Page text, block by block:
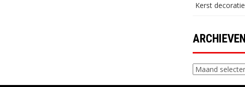
Kerst decoratie
ARCHIEVEN
Archieven